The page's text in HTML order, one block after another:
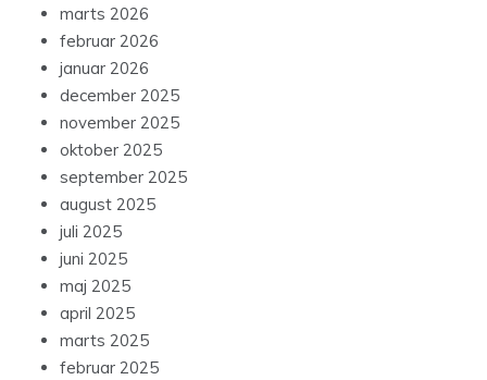
marts 2026
februar 2026
januar 2026
december 2025
november 2025
oktober 2025
september 2025
august 2025
juli 2025
juni 2025
maj 2025
april 2025
marts 2025
februar 2025